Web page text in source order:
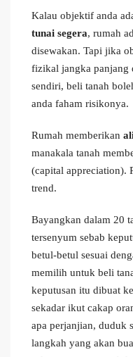
Kalau objektif anda
tunai segera, rumah
disewakan. Tapi jika
fizikal jangka panjang
sendiri, beli tanah
anda faham risikonya.
Rumah memberikan
manakala tanah
(capital appreciation).
trend.
Bayangkan dalam 20
tersenyum sebab
betul-betul sesuai
memilih untuk beli
keputusan itu dibuat
sekadar ikut cakap
apa perjanjian, duduk
langkah yang akan